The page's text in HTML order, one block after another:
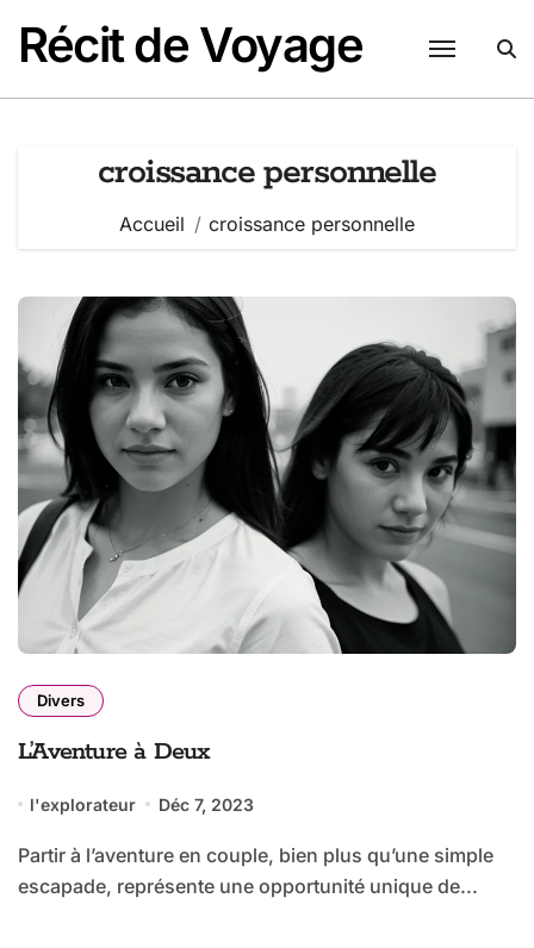
contenu
Récit de Voyage
croissance personnelle
Accueil croissance personnelle
Divers
L’Aventure à Deux
l'explorateur Déc 7, 2023
Partir à l’aventure en couple, bien plus qu’une simple
escapade, représente une opportunité unique de...